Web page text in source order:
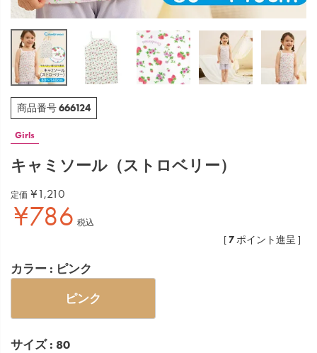
商品番号666124
Girls
キャミソール（ストロベリー）
定価 ¥ 1,210
¥786 税込
[7ポイント進呈 ]
カラー ピンク
ピンク
サイズ 80